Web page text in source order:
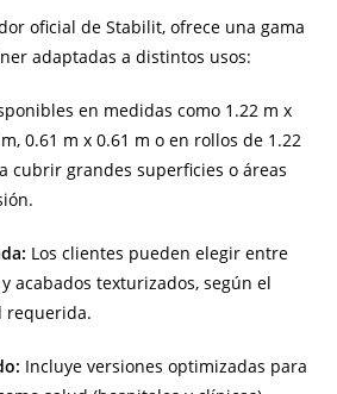
oficial de Stabilit, ofrece una gama
adaptadas a distintos usos:
en medidas como 1.22 m x
0.61 m x 0.61 m o en rollos de 1.22
cubrir grandes superficies o áreas
Los clientes pueden elegir entre
acabados texturizados, según el
requerida.
Incluye versiones optimizadas para